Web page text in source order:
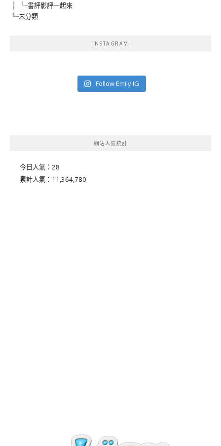
書評影評一起來
未分類
INSTAGRAM
Follow Emily IG
網站人氣統計
今日人氣： 28
累計人氣： 11,364,780